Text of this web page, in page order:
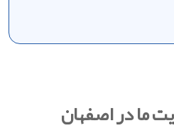
ما در اصفهان